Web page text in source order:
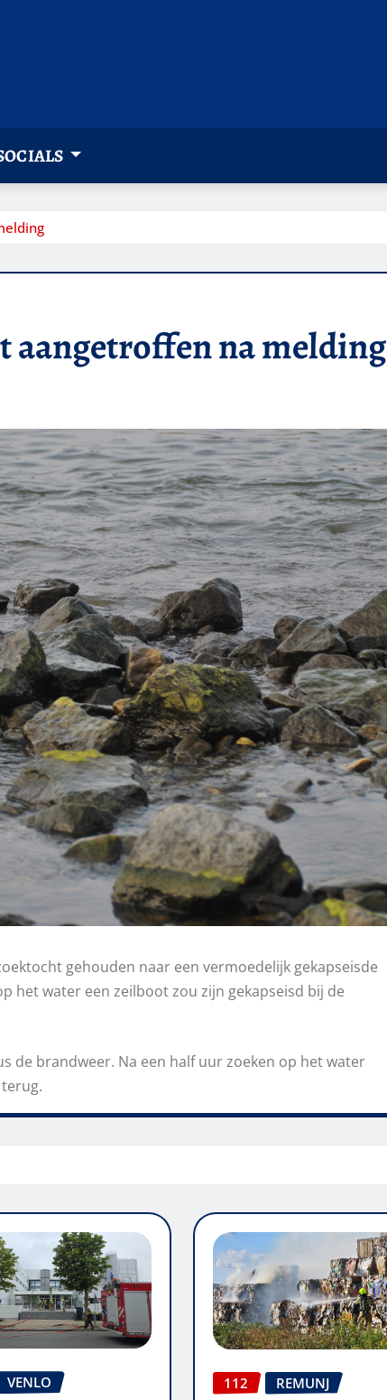
aangetroffen na melding
gehouden naar een vermoedelijk gekapseisde
het water een zeilboot zou zijn gekapseisd bij de
de brandweer. Na een half uur zoeken op het water
VENLO 112 REMUNJ